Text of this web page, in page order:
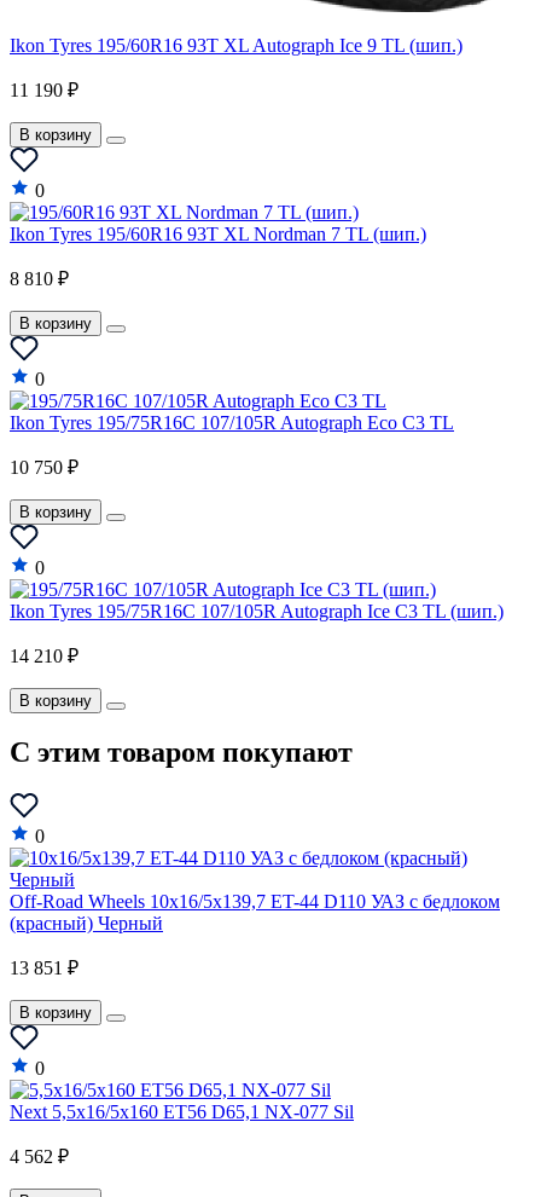
Ikon Tyres 195/60R16 93T XL Autograph Ice 9 TL (шип.)
11 190 ₽
В корзину
0
Ikon Tyres 195/60R16 93T XL Nordman 7 TL (шип.)
8 810 ₽
В корзину
0
Ikon Tyres 195/75R16C 107/105R Autograph Eco C3 TL
10 750 ₽
В корзину
0
Ikon Tyres 195/75R16C 107/105R Autograph Ice C3 TL (шип.)
14 210 ₽
В корзину
C этим товаром покупают
0
Off-Road Wheels 10x16/5x139,7 ET-44 D110 УАЗ с бедлоком
(красный) Черный
13 851 ₽
В корзину
0
Next 5,5x16/5x160 ET56 D65,1 NX-077 Sil
4 562 ₽